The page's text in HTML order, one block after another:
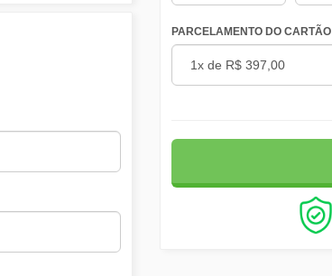
PARCELAMENTO DO CARTÃO